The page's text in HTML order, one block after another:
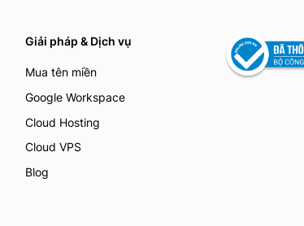
Giải pháp & Dịch vụ
Mua tên miền
Google Workspace
Cloud Hosting
Cloud VPS
Blog